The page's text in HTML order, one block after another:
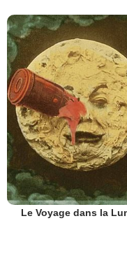
Le Voyage dans la